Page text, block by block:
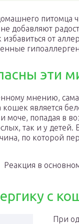
питомца
добавляют
избавиться от
эти
мнению,
является
моче, попадая в
так и у
по которой
Реакция в
с
При